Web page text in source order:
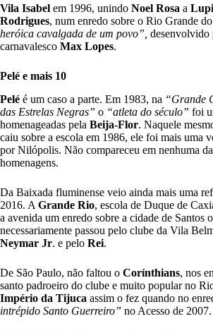
Vila Isabel em 1996, unindo Noel Rosa a
Rodrigues, num enredo sobre o Rio Grande
heróica cavalgada de um povo”, desenvolvido
carnavalesco Max Lopes.
Pelé e mais 10
Pelé é um caso a parte. Em 1983, na “Grande
das Estrelas Negras” o “atleta do século” foi
homenageadas pela Beija-Flor. Naquele
caiu sobre a escola em 1986, ele foi mais uma
por Nilópolis. Não compareceu em nenhuma
homenagens.
Da Baixada fluminense veio ainda mais uma
2016. A Grande Rio, escola de Duque de
a avenida um enredo sobre a cidade de Santos
necessariamente passou pelo clube da Vila
Neymar Jr. e pelo Rei.
De São Paulo, não faltou o Corínthians, nos
santo padroeiro do clube e muito popular no
Império da Tijuca assim o fez quando no
intrépido Santo Guerreiro” no Acesso de 2007.